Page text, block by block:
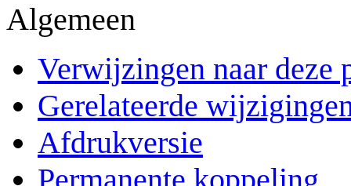
Algemeen
Verwijzingen naar deze
Gerelateerde
Afdrukversie